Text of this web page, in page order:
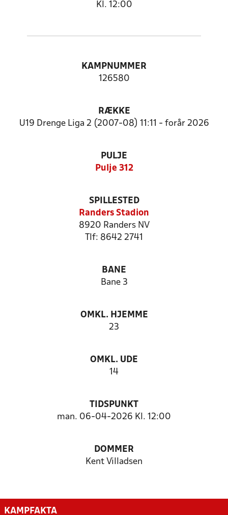
Kl. 12:00
KAMPNUMMER
126580
RÆKKE
U19 Drenge Liga 2 (2007-08) 11:11 - forår 2026
PULJE
Pulje 312
SPILLESTED
Randers Stadion
8920 Randers NV
Tlf: 8642 2741
BANE
Bane 3
OMKL. HJEMME
23
OMKL. UDE
14
TIDSPUNKT
man. 06-04-2026 Kl. 12:00
DOMMER
Kent Villadsen
KAMPFAKTA